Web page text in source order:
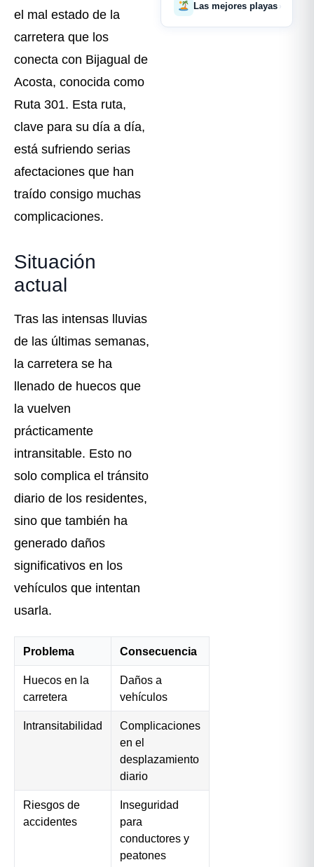
el mal estado de la
carretera que los
conecta con Bijagual de
Acosta, conocida como
Ruta 301. Esta ruta,
clave para su día a día,
está sufriendo serias
afectaciones que han
traído consigo muchas
complicaciones.
Situación
actual
Tras las intensas lluvias
de las últimas semanas,
la carretera se ha
llenado de huecos que
la vuelven
prácticamente
intransitable. Esto no
solo complica el tránsito
diario de los residentes,
sino que también ha
generado daños
significativos en los
vehículos que intentan
usarla.
Problema Consecuencia
Huecos en la
carretera
Daños a
vehículos
Intransitabilidad
Complicaciones
en el
desplazamiento
diario
Riesgos de
accidentes
Inseguridad
para
conductores y
peatones
Las mejores playas ›